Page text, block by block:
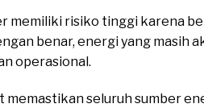
memiliki risiko tinggi karena
benar, energi yang masih
operasional.
memastikan seluruh sumber